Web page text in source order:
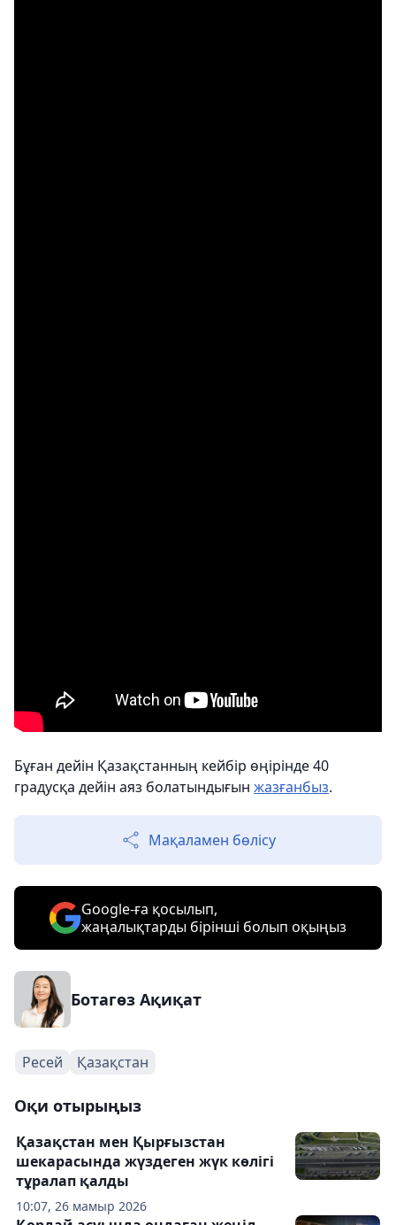
Бұған дейін Қазақстанның кейбір өңірінде 40
градусқа дейін аяз болатындығын жазғанбыз.
Мақаламен бөлісу
Google-ға қосылып,
жаңалықтарды бірінші болып оқыңыз
Ботагөз Ақиқат
Ресей Қазақстан
Оқи отырыңыз
10:07, 26 мамыр 2026
Қазақстан мен Қырғызстан
шекарасында жүздеген жүк көлігі
тұралап қалды